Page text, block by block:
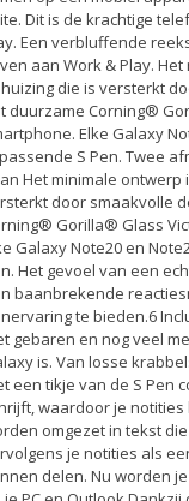
Dit is de krachtige
Een verbluffende
aan Work & Play.
die is versterkt
duurzame Corning®
Elke Galaxy
S Pen. Twee
Het minimale
door smaakvolle
Gorilla® Glass
Galaxy Note20 en
Het gevoel van een
baanbrekende
te bieden.6
gebaren en nog veel
is. Van losse
een tikje van de S Pen
waardoor je
omgezet in tekst
je notities als
delen. Nu worden